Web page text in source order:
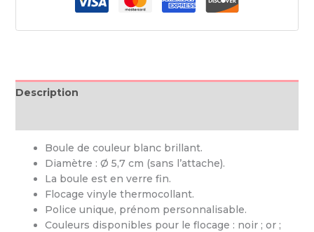
Description
Boule de couleur blanc brillant.
Diamètre : Ø 5,7 cm (sans l’attache).
La boule est en verre fin.
Flocage vinyle thermocollant.
Police unique, prénom personnalisable.
Couleurs disponibles pour le flocage : noir ; or ;